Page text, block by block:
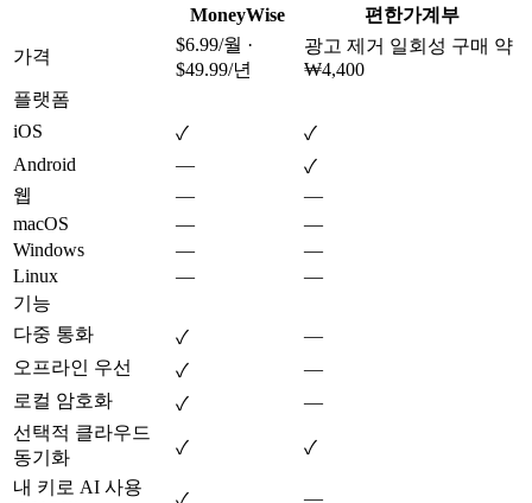
MoneyWise 편한가계부
가격
$6.99/월 ·
$49.99/년
광고 제거 일회성 구매 약
₩4,400
플랫폼
iOS
✓
✓
Android
—
✓
웹
—
—
macOS
—
—
Windows
—
—
Linux
—
—
기능
다중 통화
✓
—
오프라인 우선
✓
—
로컬 암호화
✓
—
선택적 클라우드
동기화
✓
✓
내 키로 AI 사용
—